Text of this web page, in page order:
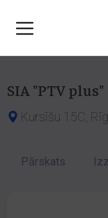
SIA "PTV plus"
Kursīšu 15C,
Pārskats